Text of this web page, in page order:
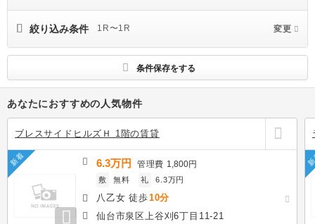
絞り込み条件 1R〜1R 変更
条件保存をする
あなたにおすすめの人気物件
ブレスサイドヒルズＨ 1階の賃貸
新着 6.3万円 管理費 1,800円
敷 無料 礼 6.3万円
八乙女 徒歩10分
仙台市泉区上谷刈6丁目11-21